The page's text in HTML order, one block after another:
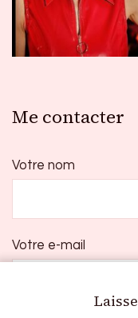
Me contacter
Votre nom
Votre e-mail